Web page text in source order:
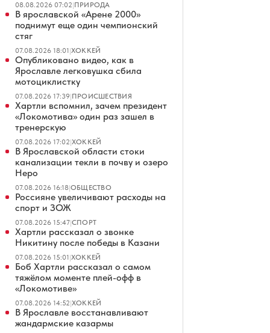
08.08.2026 07:02|ПРИРОДА
В ярославской «Арене 2000»
поднимут еще один чемпионский
стяг
07.08.2026 18:01|ХОККЕЙ
Опубликовано видео, как в
Ярославле легковушка сбила
мотоциклистку
07.08.2026 17:39|ПРОИСШЕСТВИЯ
Хартли вспомнил, зачем президент
«Локомотива» один раз зашел в
тренерскую
07.08.2026 17:02|ХОККЕЙ
В Ярославской области стоки
канализации текли в почву и озеро
Неро
07.08.2026 16:18|ОБЩЕСТВО
Россияне увеличивают расходы на
спорт и ЗОЖ
07.08.2026 15:47|СПОРТ
Хартли рассказал о звонке
Никитину после победы в Казани
07.08.2026 15:01|ХОККЕЙ
Боб Хартли рассказал о самом
тяжёлом моменте плей-офф в
«Локомотиве»
07.08.2026 14:52|ХОККЕЙ
В Ярославле восстанавливают
жандармские казармы